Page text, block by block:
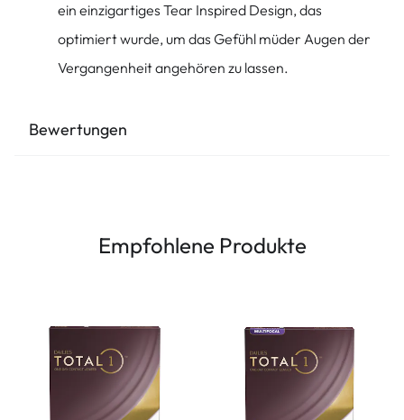
ein einzigartiges Tear Inspired Design, das
optimiert wurde, um das Gefühl müder Augen der
Vergangenheit angehören zu lassen.
Bewertungen
Empfohlene Produkte